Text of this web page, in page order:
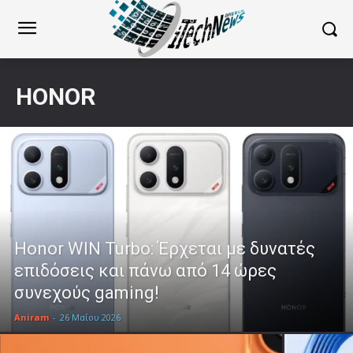
HONOR
Honor WIN Turbo: Έρχεται με δυνατές
επιδόσεις και πάνω από 14 ώρες
συνεχούς gaming!
Aniram - 26 Μαΐου 2026